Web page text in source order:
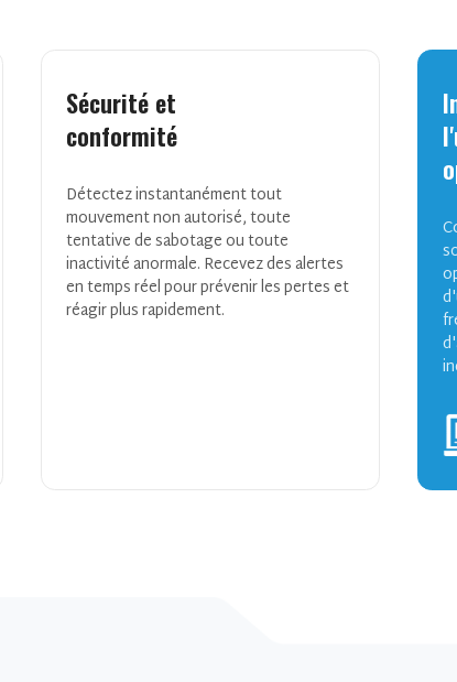
Sécurité et
conformité
Détectez instantanément tout
mouvement non autorisé, toute
tentative de sabotage ou toute
inactivité anormale. Recevez des alertes
en temps réel pour prévenir les pertes et
réagir plus rapidement.